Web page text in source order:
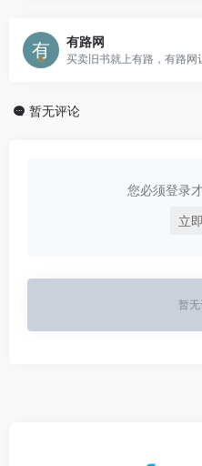
有路网
买卖旧书就上有路，有路网
暂无评论
您必须登录
立
暂无